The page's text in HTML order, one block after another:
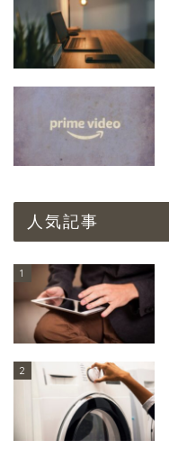
人気記事
1
2